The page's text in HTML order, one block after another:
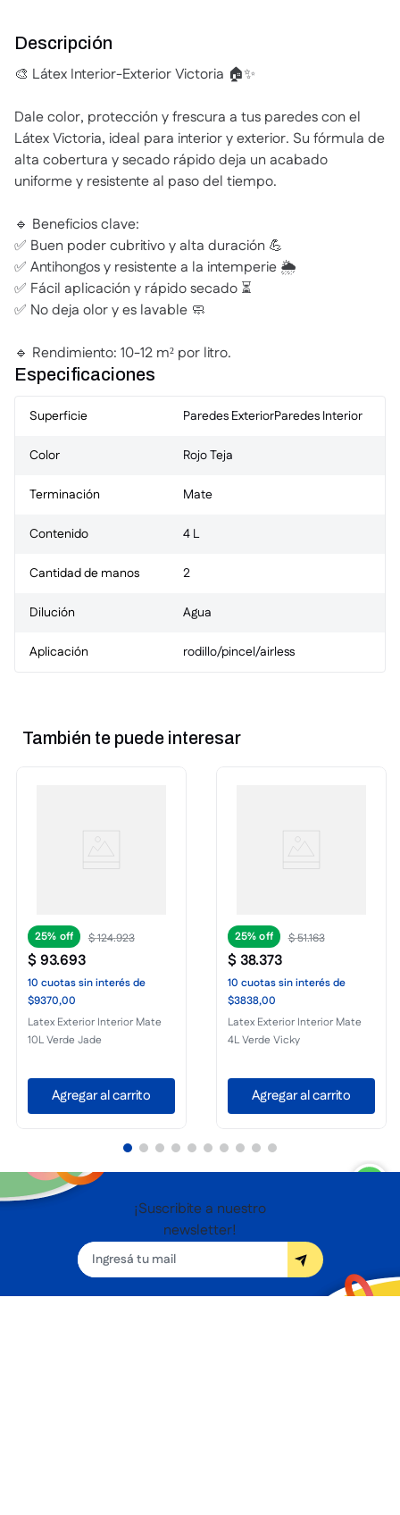
Descripción
🎨 Látex Interior-Exterior Victoria 🏠✨
Dale color, protección y frescura a tus paredes con el
Látex Victoria, ideal para interior y exterior. Su fórmula de
alta cobertura y secado rápido deja un acabado
uniforme y resistente al paso del tiempo.
🔹 Beneficios clave:
✅ Buen poder cubritivo y alta duración 💪
✅ Antihongos y resistente a la intemperie 🌦️
✅ Fácil aplicación y rápido secado ⏳
✅ No deja olor y es lavable 🧼
🔹 Rendimiento: 10-12 m² por litro.
Especificaciones
Superficie Paredes ExteriorParedes Interior
Color Rojo Teja
Terminación Mate
Contenido 4 L
Cantidad de manos 2
Dilución Agua
Aplicación rodillo/pincel/airless
También te puede interesar
25% $124.923
$93.693
10 cuotassin interésde
$9370,00
Latex Exterior Interior Mate
10L Verde Jade
Agregar al carrito
25% $51.163
$38.373
10 cuotassin interésde
$3838,00
Latex Exterior Interior Mate
4L Verde Vicky
Agregar al carrito
¡Suscribite a nuestro
newsletter!